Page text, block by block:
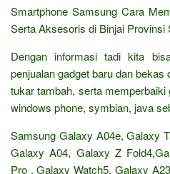
Smartphone Samsung Cara
Serta Aksesoris di Binjai Provinsi
Dengan informasi tadi kita
penjualan gadget baru dan bekas
tukar tambah, serta
windows phone, symbian, java
Samsung Galaxy A04e, Galaxy
Galaxy A04, Galaxy Z
Pro , Galaxy Watch5, Galaxy